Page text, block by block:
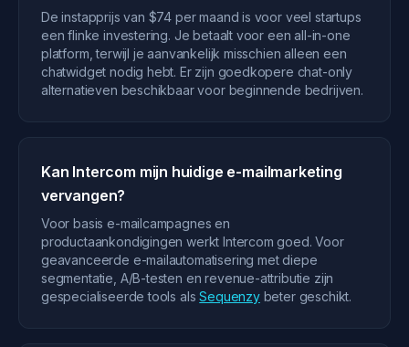
De instapprijs van $74 per maand is voor veel startups
een flinke investering. Je betaalt voor een all-in-one
platform, terwijl je aanvankelijk misschien alleen een
chatwidget nodig hebt. Er zijn goedkopere chat-only
alternatieven beschikbaar voor beginnende bedrijven.
Kan Intercom mijn huidige e-mailmarketing
vervangen?
Voor basis e-mailcampagnes en
productaankondigingen werkt Intercom goed. Voor
geavanceerde e-mailautomatisering met diepe
segmentatie, A/B-testen en revenue-attributie zijn
gespecialiseerde tools alsSequenzybeter geschikt.